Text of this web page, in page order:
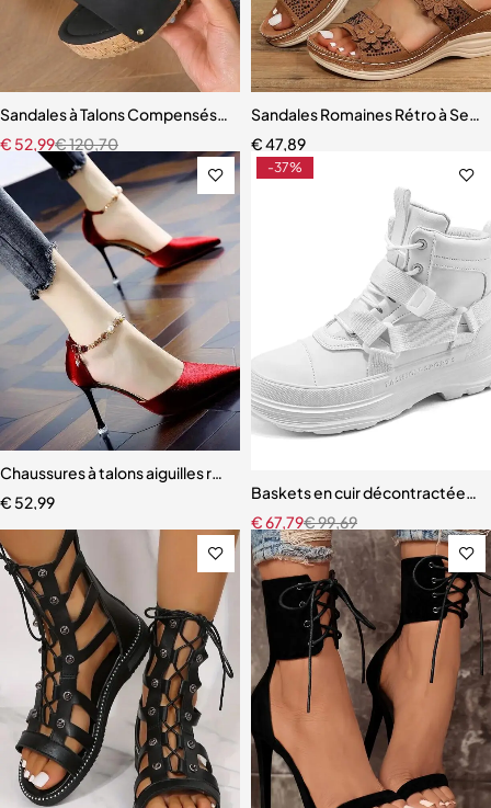
Sandales à Talons Compensés pour Femme
€120,70
€ 52,99
Sandales Romaines Rétro à
€47,89
Chaussures à talons aiguilles rouges pour femmes
€ 52,99
-37%
Baskets en cuir décontractées
€99,69
€67,79